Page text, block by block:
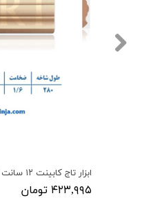
ابزار تاج کابینت ۱۲ سانت ام دی اف کد 12-2601
۴۲۳,۹۹۵ تومان